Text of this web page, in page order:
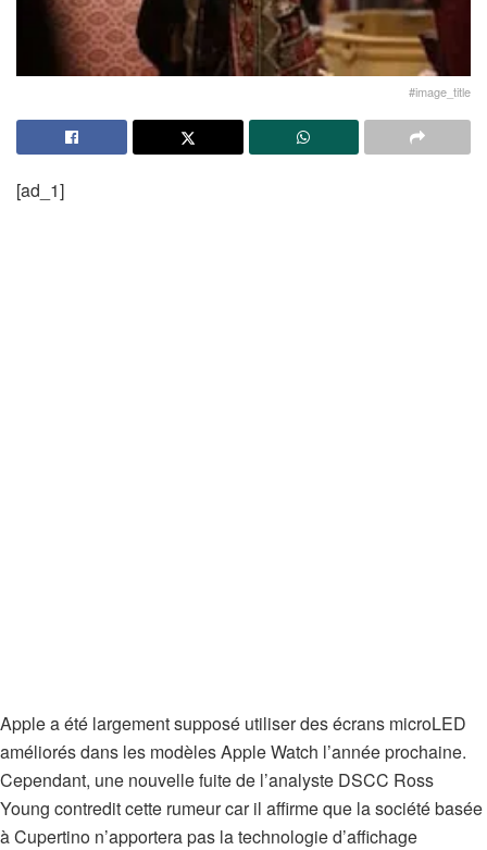
#image_title
[ad_1]
Apple a été largement supposé utiliser des écrans microLED
améliorés dans les modèles Apple Watch l’année prochaine.
Cependant, une nouvelle fuite de l’analyste DSCC Ross
Young contredit cette rumeur car il affirme que la société basée
à Cupertino n’apportera pas la technologie d’affichage